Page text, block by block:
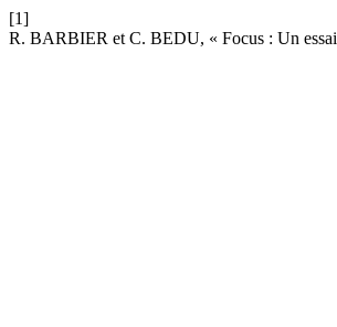
[1]
R. BARBIER et C. BEDU, « Focus : Un essai